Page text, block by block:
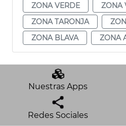
ZONA VERDE
ZONA
ZONA TARONJA
ZONA BLAVA
ZONA
Nuestras Apps
Redes Sociales